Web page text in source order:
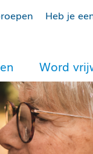
Heb je
Word